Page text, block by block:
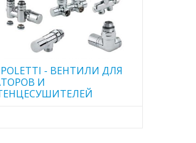
POLETTI - ВЕНТИЛИ ДЛЯ
И